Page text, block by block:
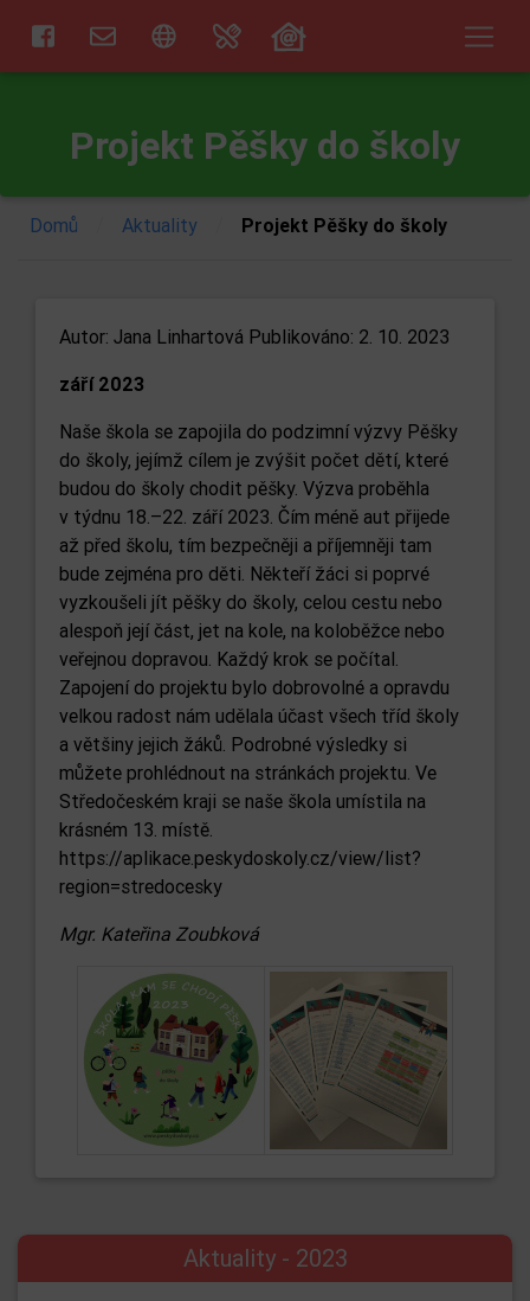
Projekt Pěšky do školy
Domů Aktuality Projekt Pěšky do školy
Autor: Jana Linhartová Publikováno: 2. 10. 2023
září 2023
Naše škola se zapojila do podzimní výzvy Pěšky
do školy, jejímž cílem je zvýšit počet dětí, které
budou do školy chodit pěšky. Výzva proběhla
v týdnu 18.–22. září 2023. Čím méně aut přijede
až před školu, tím bezpečněji a příjemněji tam
bude zejména pro děti. Někteří žáci si poprvé
vyzkoušeli jít pěšky do školy, celou cestu nebo
alespoň její část, jet na kole, na koloběžce nebo
veřejnou dopravou. Každý krok se počítal.
Zapojení do projektu bylo dobrovolné a opravdu
velkou radost nám udělala účast všech tříd školy
a většiny jejich žáků. Podrobné výsledky si
můžete prohlédnout na stránkách projektu. Ve
Středočeském kraji se naše škola umístila na
krásném 13. místě.
https://aplikace.peskydoskoly.cz/view/list?
region=stredocesky
Mgr. Kateřina Zoubková
Aktuality - 2023